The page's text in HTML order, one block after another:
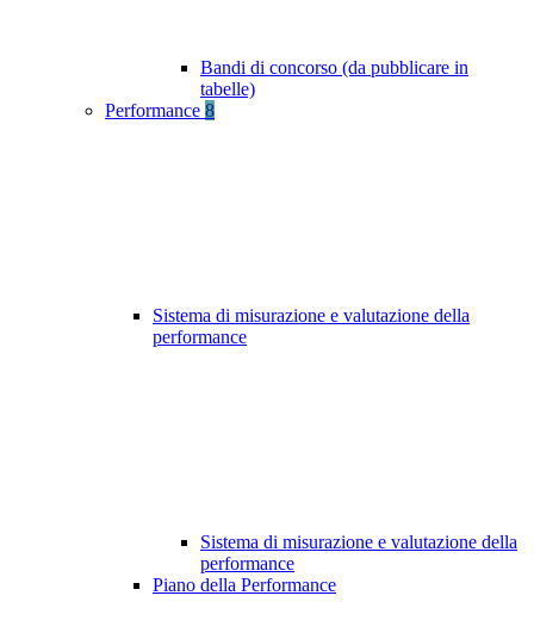
Bandi di concorso (da pubblicare in
tabelle)
Performance 8
Sistema di misurazione e valutazione della
performance
Sistema di misurazione e valutazione della
performance
Piano della Performance